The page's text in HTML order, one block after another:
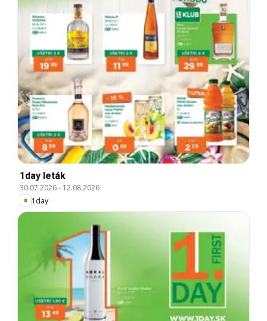
1day leták
30.07.2026- 12.08.2026
1day